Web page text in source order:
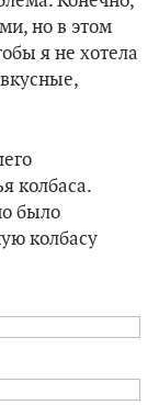
но в этом
я не хотела
колбаса.
было
колбасу